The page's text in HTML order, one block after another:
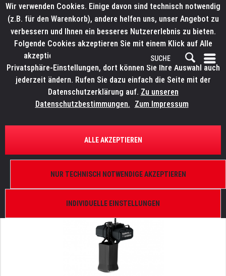
ÜBERSICHT MOTOREN UND KETTENZÜGE
CHAINMASTER Rigging Lift
Wir verwenden Cookies. Einige davon sind technisch notwendig
(z.B. für den Warenkorb), andere helfen uns, unser Angebot zu
verbessern und Ihnen ein besseres Nutzererlebnis zu bieten.
Folgende Cookies akzeptieren Sie mit einem Klick auf Alle
akzeptieren. Weitere Informationen finden Sie in den
Privatsphäre-Einstellungen, dort können Sie Ihre Auswahl auch
jederzeit ändern. Rufen Sie dazu einfach die Seite mit der
Datenschutzerklärung auf. Zu unseren
Datenschutzbestimmungen. Zum Impressum
INDIVIDUELLE EINSTELLUNGEN
NUR TECHNISCH NOTWENDIGE AKZEPTIEREN
ALLE AKZEPTIEREN